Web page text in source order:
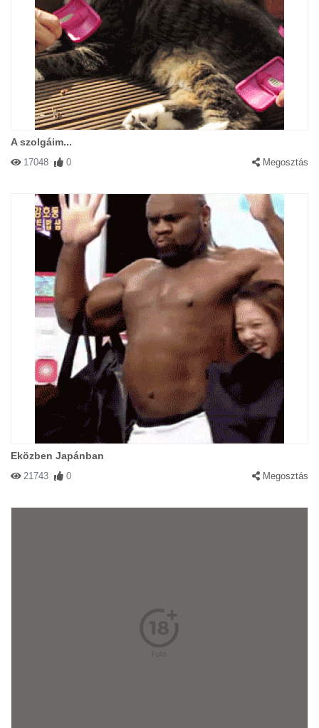
A szolgáim...
17048 0 Megosztás
Eközben Japánban
21743 0 Megosztás